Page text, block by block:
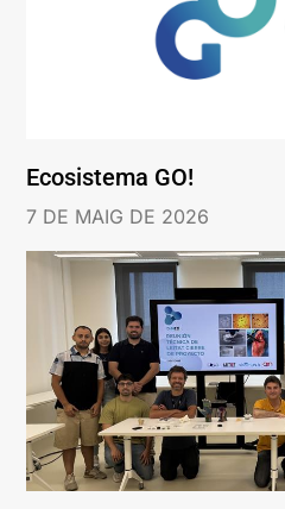
Ecosistema GO!
7 DE MAIG DE 2026